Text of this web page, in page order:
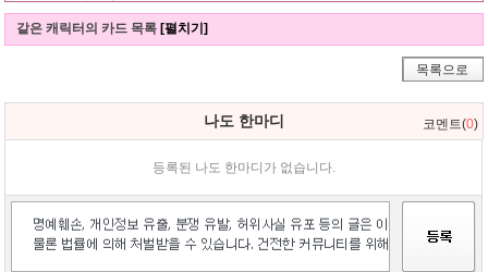
같은 캐릭터의 카드 목록 [펼치기]
목록으로
나도 한마디 코멘트(0)
등록된 나도 한마디가 없습니다.